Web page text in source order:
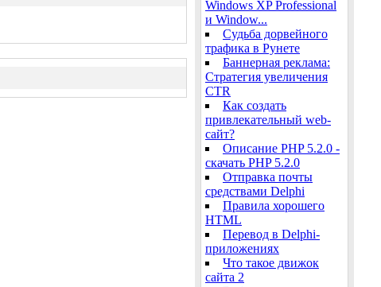
Windows XP Professional
и Window...
Судьба дорвейного
трафика в Рунете
Баннерная реклама:
Стратегия увеличения
CTR
Как создать
привлекательный web-
сайт?
Описание PHP 5.2.0 -
скачать PHP 5.2.0
Отправка почты
средствами Delphi
Правила хорошего
HTML
Перевод в Delphi-
приложениях
Что такое движок
сайта 2